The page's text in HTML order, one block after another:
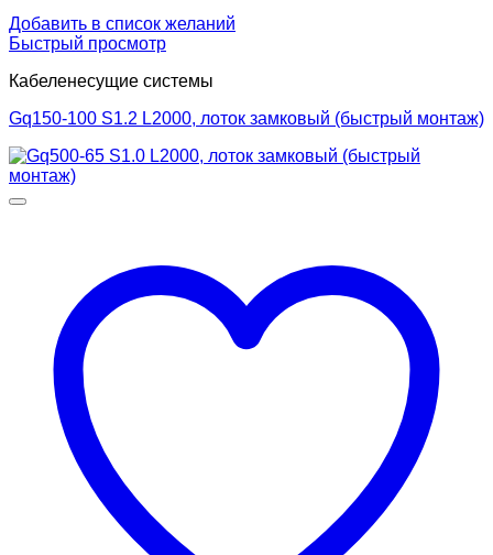
Добавить в список желаний
Быстрый просмотр
Кабеленесущие системы
Gq150-100 S1.2 L2000, лоток замковый (быстрый монтаж)